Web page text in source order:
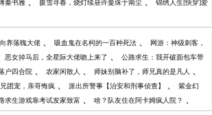
秦书雅 拨雪寻春，烧灯续昼许曼珠于南尘 锦绣人生[快穿]爱
养落魄大佬 、 吸血鬼在名柯的一百种死法 、 网游：神级刺客，
恶女掉马后，全星际大佬吻上来了 、 公路求生：我开破面包车带
户四合院 、 农家闲散人 、 师妹别脑补了，师兄真的是凡人 、
团宠，亲哥悔疯 、 派出所警事【治安和刑事侦查】 、 紫金幻
求生游戏靠考试发家致富 、 啥？队友住在阿卡姆疯人院？ 、